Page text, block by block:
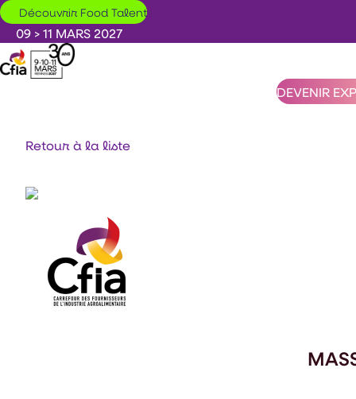
Aller au contenu principal
Découvrir Food Talent
09 > 11 MARS 2027
DEVENIR
Retour à la liste